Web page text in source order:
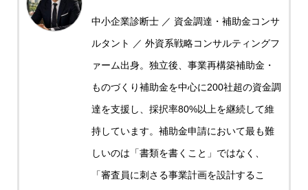
中小企業診断士 ／ 資金調達・補助金コンサ
ルタント ／ 外資系戦略コンサルティングフ
ァーム出身。独立後、事業再構築補助金・
ものづくり補助金を中心に200社超の資金調
達を支援し、採択率80%以上を継続して維
持しています。補助金申請において最も難
しいのは「書類を書くこと」ではなく、
「審査員に刺さる事業計画を設計するこ